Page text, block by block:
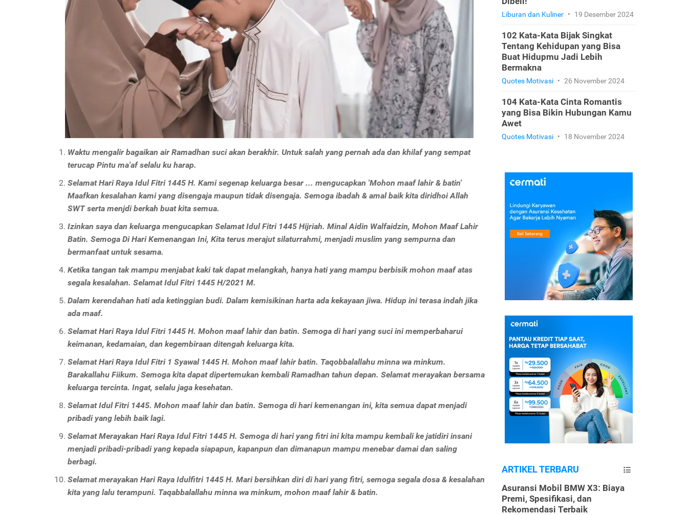
Waktu mengalir bagaikan air Ramadhan suci akan berakhir. Untuk salah yang pernah ada dan khilaf yang sempat
terucap Pintu ma'af selalu ku harap.
Selamat Hari Raya Idul Fitri 1445 H. Kami segenap keluarga besar ... mengucapkan 'Mohon maaf lahir & batin'
Maafkan kesalahan kami yang disengaja maupun tidak disengaja. Semoga ibadah & amal baik kita diridhoi Allah
SWT serta menjdi berkah buat kita semua.
Izinkan saya dan keluarga mengucapkan Selamat Idul Fitri 1445 Hijriah. Minal Aidin Walfaidzin, Mohon Maaf Lahir
Batin. Semoga Di Hari Kemenangan Ini, Kita terus merajut silaturrahmi, menjadi muslim yang sempurna dan
bermanfaat untuk sesama.
Ketika tangan tak mampu menjabat kaki tak dapat melangkah, hanya hati yang mampu berbisik mohon maaf atas
segala kesalahan. Selamat Idul Fitri 1445 H/2021 M.
Dalam kerendahan hati ada ketinggian budi. Dalam kemisikinan harta ada kekayaan jiwa. Hidup ini terasa indah jika
ada maaf.
Selamat Hari Raya Idul Fitri 1445 H. Mohon maaf lahir dan batin. Semoga di hari yang suci ini memperbaharui
keimanan, kedamaian, dan kegembiraan ditengah keluarga kita.
Selamat Hari Raya Idul Fitri 1 Syawal 1445 H. Mohon maaf lahir batin. Taqobbalallahu minna wa minkum.
Barakallahu Fiikum. Semoga kita dapat dipertemukan kembali Ramadhan tahun depan. Selamat merayakan bersama
keluarga tercinta. Ingat, selalu jaga kesehatan.
Selamat Idul Fitri 1445. Mohon maaf lahir dan batin. Semoga di hari kemenangan ini, kita semua dapat menjadi
pribadi yang lebih baik lagi.
Selamat Merayakan Hari Raya Idul Fitri 1445 H. Semoga di hari yang fitri ini kita mampu kembali ke jatidiri insani
menjadi pribadi-pribadi yang kepada siapapun, kapanpun dan dimanapun mampu menebar damai dan saling
berbagi.
Selamat merayakan Hari Raya Idulfitri 1445 H. Mari bersihkan diri di hari yang fitri, semoga segala dosa & kesalahan
kita yang lalu terampuni. Taqabbalallahu minna wa minkum, mohon maaf lahir & batin.
Liburan dan Kuliner • 19 Desember 2024
102 Kata-Kata Bijak Singkat
Tentang Kehidupan yang Bisa
Buat Hidupmu Jadi Lebih
Bermakna
Quotes Motivasi • 26 November 2024
104 Kata-Kata Cinta Romantis
yang Bisa Bikin Hubungan Kamu
Awet
Quotes Motivasi • 18 November 2024
ARTIKEL TERBARU
Asuransi Mobil BMW X3: Biaya
Premi, Spesifikasi, dan
Rekomendasi Terbaik